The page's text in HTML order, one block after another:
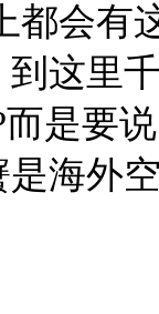
都会有
这里
是要
海外